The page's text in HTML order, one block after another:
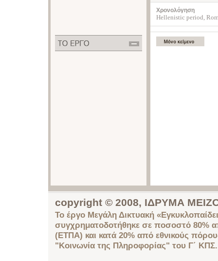
Χρονολόγηση
Hellenistic period,
copyright © 2008, ΙΔΡΥΜΑ
Το έργο Μεγάλη Δικτυακή
συγχρηματοδοτήθηκε σε ποσοστό 80%
(ΕΤΠΑ) και κατά 20% από εθνικούς
"Κοινωνία της Πληροφορίας" του Γ΄ ΚΠΣ.